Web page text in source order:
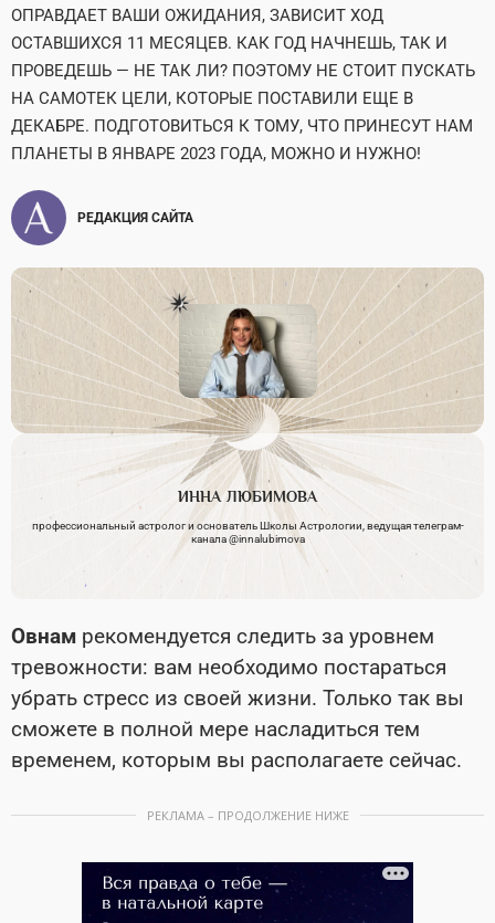
ОПРАВДАЕТ ВАШИ ОЖИДАНИЯ, ЗАВИСИТ ХОД
ОСТАВШИХСЯ 11 МЕСЯЦЕВ. КАК ГОД НАЧНЕШЬ, ТАК И
ПРОВЕДЕШЬ — НЕ ТАК ЛИ? ПОЭТОМУ НЕ СТОИТ ПУСКАТЬ
НА САМОТЕК ЦЕЛИ, КОТОРЫЕ ПОСТАВИЛИ ЕЩЕ В
ДЕКАБРЕ. ПОДГОТОВИТЬСЯ К ТОМУ, ЧТО ПРИНЕСУТ НАМ
ПЛАНЕТЫ В ЯНВАРЕ 2023 ГОДА, МОЖНО И НУЖНО!
РЕДАКЦИЯ САЙТА
ИННА ЛЮБИМОВА
профессиональный астролог и основатель Школы Астрологии, ведущая телеграм-
канала @innalubimova
Овнам рекомендуется следить за уровнем
тревожности: вам необходимо постараться
убрать стресс из своей жизни. Только так вы
сможете в полной мере насладиться тем
временем, которым вы располагаете сейчас.
РЕКЛАМА – ПРОДОЛЖЕНИЕ НИЖЕ